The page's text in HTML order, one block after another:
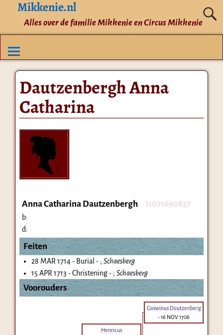
Mikkenie.nl
Alles over de familie Mikkenie en Circus Mikkenie
Dautzenbergh Anna
Catharina
Anna Catharina Dautzenbergh I1071690837
b:
d:
Feiten
28 MAR 1714 - Burial - ; Schaesberg
15 APR 1713 - Christening - ; Schaesberg
Voorouders
Goswinus Doutzenberg
-16 NOV 1706
Henricus